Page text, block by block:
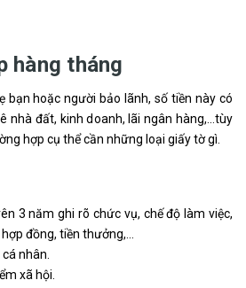
tháng
bạn hoặc người bảo lãnh, số tiền này có
nhà đất, kinh doanh, lãi ngân hàng,…tùy
hợp cụ thể cần những loại giấy tờ gì.
3 năm ghi rõ chức vụ, chế độ làm việc,
đồng, tiền thưởng,…
nhân.
xã hội.